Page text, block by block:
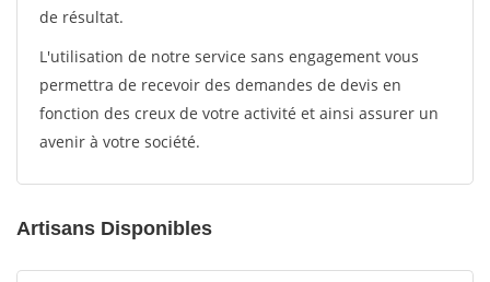
de résultat.
L'utilisation de notre service sans engagement vous
permettra de recevoir des demandes de devis en
fonction des creux de votre activité et ainsi assurer un
avenir à votre société.
Artisans Disponibles